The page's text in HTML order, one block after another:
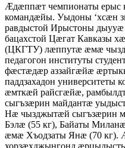
Æдæппæт чемпионаты ерыс
командæйы. Уыдоны ‘хсæн
равдыстой Ирыстоны
бацахстой Цæгат Кавказы
(ЦКГТУ) лæппутæ æмæ
педагогон институты
фæстæдæр аззайгæйæ
паддзахадон университеты
æмткæй райсгæйæ,
сыгъзæрин майдантæ
Нæ чызджытæй сыгъзæрин
Бэлæ (55 кг), Байаты
æмæ Хъодзаты Янæ (70 кг).
хорзæхджынгонд